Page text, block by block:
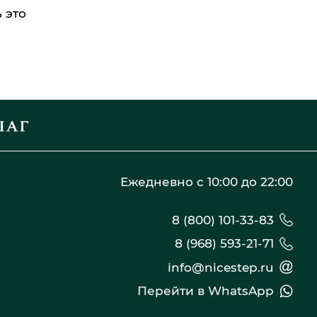
Ежедневно с 10:00 до 22:00
8 (800) 101-33-83
8 (968) 593-21-71
info@nicestep.ru
Перейти в WhatsApp